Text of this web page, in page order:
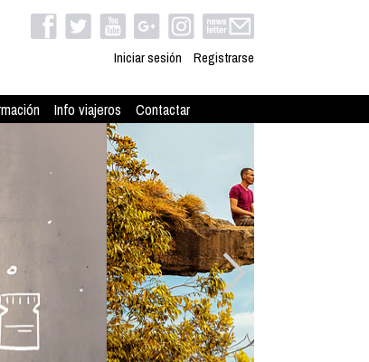
Iniciar sesión Registrarse
Info viajeros Contactar